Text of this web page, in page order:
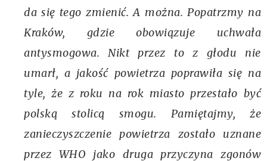
da się tego zmienić. A można. Popatrzmy na
Kraków, gdzie obowiązuje uchwała
antysmogowa. Nikt przez to z głodu nie
umarł, a jakość powietrza poprawiła się na
tyle, że z roku na rok miasto przestało być
polską stolicą smogu. Pamiętajmy, że
zanieczyszczenie powietrza zostało uznane
przez WHO jako druga przyczyna zgonów